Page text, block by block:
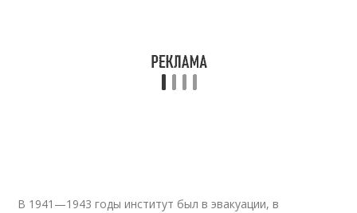
В 1941—1943 годы институт был в эвакуации, в